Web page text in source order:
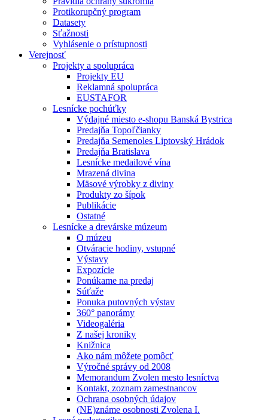
Protikorupčný program
Datasety
Sťažnosti
Vyhlásenie o prístupnosti
Verejnosť
Projekty a spolupráca
Projekty EU
Reklamná spolupráca
EUSTAFOR
Lesnícke pochúťky
Výdajné miesto e-shopu Banská Bystrica
Predajňa Topoľčianky
Predajňa Semenoles Liptovský Hrádok
Predajňa Bratislava
Lesnícke medailové vína
Mrazená divina
Mäsové výrobky z diviny
Produkty zo šípok
Publikácie
Ostatné
Lesnícke a drevárske múzeum
O múzeu
Otváracie hodiny, vstupné
Výstavy
Expozície
Ponúkame na predaj
Súťaže
Ponuka putovných výstav
360° panorámy
Videogaléria
Z našej kroniky
Knižnica
Ako nám môžete pomôcť
Výročné správy od 2008
Memorandum Zvolen mesto lesníctva
Kontakt, zoznam zamestnancov
Ochrana osobných údajov
(NE)známe osobnosti Zvolena I.